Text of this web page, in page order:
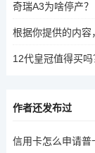
奇瑞A3为啥停产？
12代皇冠值得买吗
作者还发布过
信用卡怎么申请普